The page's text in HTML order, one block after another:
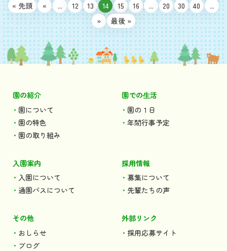
« 先頭 « ... 12 13 14 15 16 ... 20 30 40
...
»
最後 »
園の紹介
園について
園の特色
園の取り組み
園での⽣活
園の１日
年間行事予定
入園案内
入園について
通園バスについて
採用情報
募集について
先輩たちの声
その他
おしらせ
ブログ
外部リンク
採用応募サイト